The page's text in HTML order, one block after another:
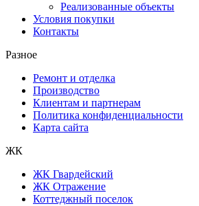
Реализованные объекты
Условия покупки
Контакты
Разное
Ремонт и отделка
Производство
Клиентам и партнерам
Политика конфиденциальности
Карта сайта
ЖК
ЖК Гвардейский
ЖК Отражение
Коттеджный поселок